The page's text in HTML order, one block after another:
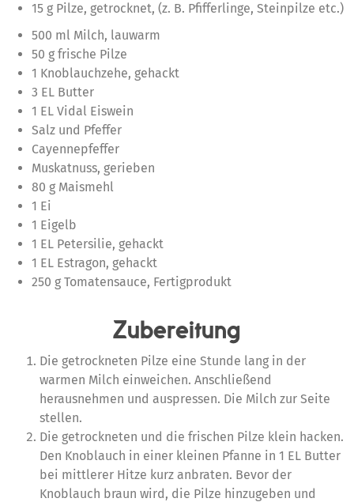
15 g Pilze, getrocknet, (z. B. Pfifferlinge, Steinpilze etc.)
500 ml Milch, lauwarm
50 g frische Pilze
1 Knoblauchzehe, gehackt
3 EL Butter
1 EL Vidal Eiswein
Salz und Pfeffer
Cayennepfeffer
Muskatnuss, gerieben
80 g Maismehl
1 Ei
1 Eigelb
1 EL Petersilie, gehackt
1 EL Estragon, gehackt
250 g Tomatensauce, Fertigprodukt
Zubereitung
Die getrockneten Pilze eine Stunde lang in der
warmen Milch einweichen. Anschließend
herausnehmen und auspressen. Die Milch zur Seite
stellen.
Die getrockneten und die frischen Pilze klein hacken.
Den Knoblauch in einer kleinen Pfanne in 1 EL Butter
bei mittlerer Hitze kurz anbraten. Bevor der
Knoblauch braun wird, die Pilze hinzugeben und